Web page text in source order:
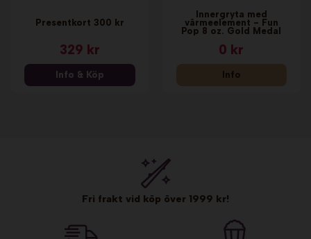
Presentkort 300 kr
329 kr
Info & Köp
Innergryta med
värmeelement - Fun
Pop 8 oz. Gold Medal
0 kr
Info
Fri frakt vid köp över 1999 kr!